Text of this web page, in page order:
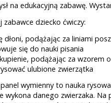
na edukacyjną zabawę.
zabawce dziecko ćwiczy:
dłoni, podążając za liniami
się do nauki pisania
podążając za wzorem
ulubione zwierzątka
wymienny to nauka
wykona danego zwierzaka. Na